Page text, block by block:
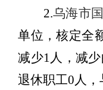
2.乌海市
单位，核定全
减少1 人，减
退休职工0 人，